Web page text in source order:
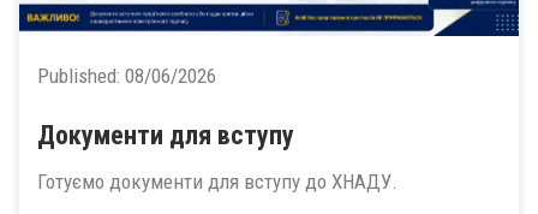
Published: 08/06/2026
Документи для вступу
Готуємо документи для вступу до ХНАДУ.